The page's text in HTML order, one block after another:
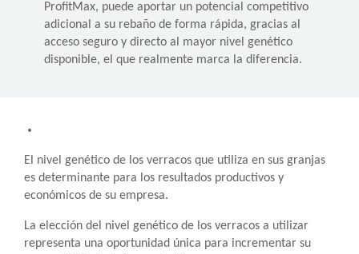
ProfitMax, puede aportar un potencial competitivo
adicional a su rebaño de forma rápida, gracias al
acceso seguro y directo al mayor nivel genético
disponible, el que realmente marca la diferencia.
El nivel genético de los verracos que utiliza en sus granjas
es determinante para los resultados productivos y
económicos de su empresa.
La elección del nivel genético de los verracos a utilizar
representa una oportunidad única para incrementar su